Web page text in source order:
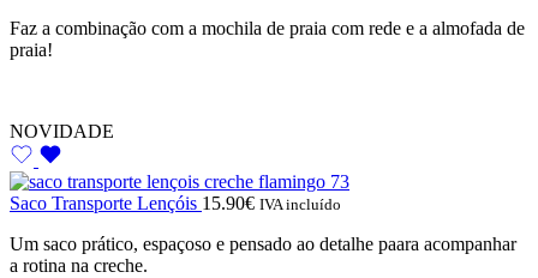
Faz a combinação com a mochila de praia com rede e a almofada de
praia!
NOVIDADE
Saco Transporte Lençóis 15.90€ IVA incluído
Um saco prático, espaçoso e pensado ao detalhe paara acompanhar
a rotina na creche.